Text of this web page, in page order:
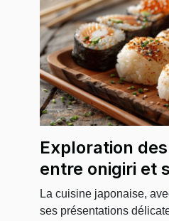
Exploration
entre onigiri et
ingrédients et
La cuisine japonaise,
ses présentations